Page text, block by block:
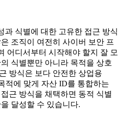
과 식별에 대한 고유한 접근 방식
조직이 여전히 사이버 보안 프
어디서부터 시작해야 할지 잘 모
식별뿐만 아니라 목적을 상호
방식은 보다 안전한 상업용
적에 맞게 자산 ID를 통합하는
근 방식을 채택하면 동적 식별
달성할 수 있습니다.